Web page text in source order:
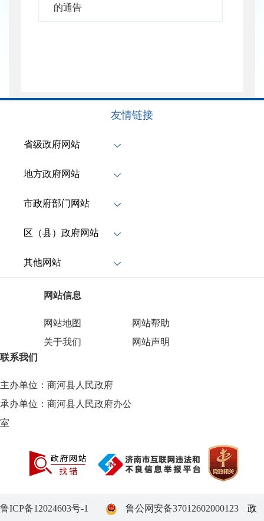
的通告
友情链接
省级政府网站
地方政府网站
市政府部门网站
区（县）政府网站
其他网站
网站信息
网站地图
网站帮助
关于我们
网站声明
联系我们
主办单位：商河县人民政府
承办单位：商河县人民政府办公
室
鲁ICP备12024603号-1 鲁公网安备37012602000123 政